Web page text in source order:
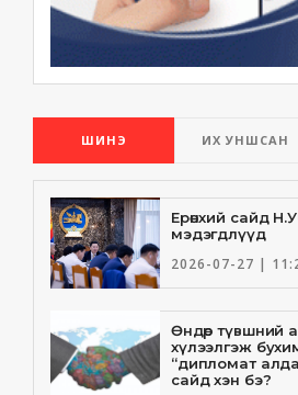
ШИНЭ ИХ УНШСАН
Ерөнхий сайд
мэдэгдлүүд
2026-07-27 |
Өндөр түвшний
хүлээлгэж
“дипломат
сайд хэн бэ?